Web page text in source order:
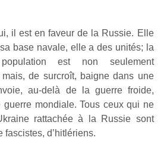
il est en faveur de la Russie. Elle
base navale, elle a des unités; la
est non seulement
de surcroît, baigne dans une
au-delà de la guerre froide,
guerre mondiale. Tous ceux qui ne
rattachée à la Russie sont
d’hitlériens.